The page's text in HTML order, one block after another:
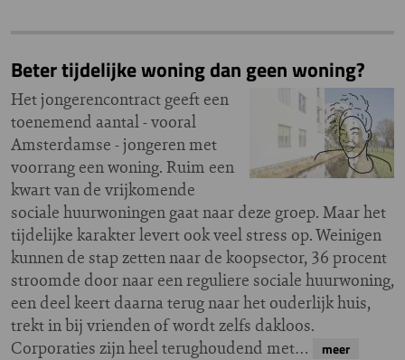
Beter tijdelijke woning dan geen woning?
Het jongerencontract geeft een
toenemend aantal - vooral
Amsterdamse - jongeren met
voorrang een woning. Ruim een
kwart van de vrijkomende
sociale huurwoningen gaat naar deze groep. Maar het
tijdelijke karakter levert ook veel stress op. Weinigen
kunnen de stap zetten naar de koopsector, 36 procent
stroomde door naar een reguliere sociale huurwoning,
een deel keert daarna terug naar het ouderlijk huis,
trekt in bij vrienden of wordt zelfs dakloos.
Corporaties zijn heel terughoudend met…
meer